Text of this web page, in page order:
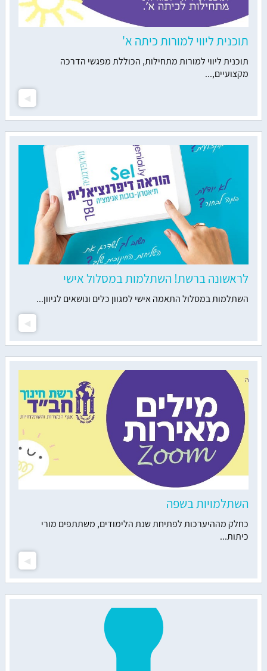
תוכנית ליווי למורות כיתה א'
תוכנית ליווי למורות מתחילות, הכוללת מפגשי הדרכה
מקצועיים,...
לראשונה ברשת! השתלמות במסלול אישי
השתלמות במסלול התאמה אישי למגוון כלים ונושאים לגיוון...
השתלמויות בשפה
כחלק מההיערכות לפתיחת שנת הלימודים, משתתפים מורי
כיתות...